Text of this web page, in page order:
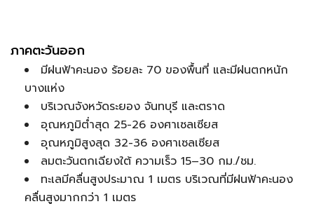
ภาคตะวันออก
มีฝนฟ้าคะนอง ร้อยละ 70 ของพื้นที่ และมีฝนตกหนัก
บางแห่ง
บริเวณจังหวัดระยอง จันทบุรี และตราด
อุณหภูมิต่ำสุด 25-26 องศาเซลเซียส
อุณหภูมิสูงสุด 32-36 องศาเซลเซียส
ลมตะวันตกเฉียงใต้ ความเร็ว 15–30 กม./ชม.
ทะเลมีคลื่นสูงประมาณ 1 เมตร บริเวณที่มีฝนฟ้าคะนอง
คลื่นสูงมากกว่า 1 เมตร